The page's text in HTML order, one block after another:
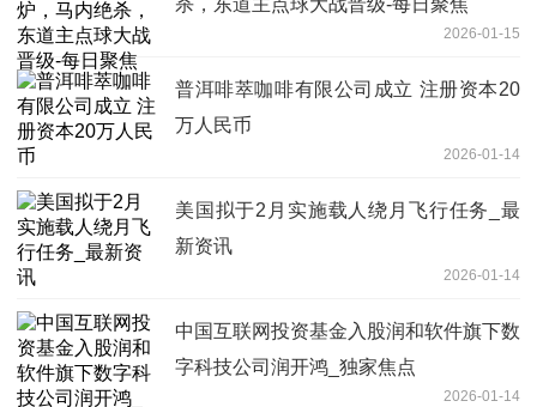
杀，东道主点球大战晋级-每日聚焦
2026-01-15
普洱啡萃咖啡有限公司成立 注册资本20
万人民币
2026-01-14
美国拟于2月实施载人绕月飞行任务_最
新资讯
2026-01-14
中国互联网投资基金入股润和软件旗下数
字科技公司润开鸿_独家焦点
2026-01-14